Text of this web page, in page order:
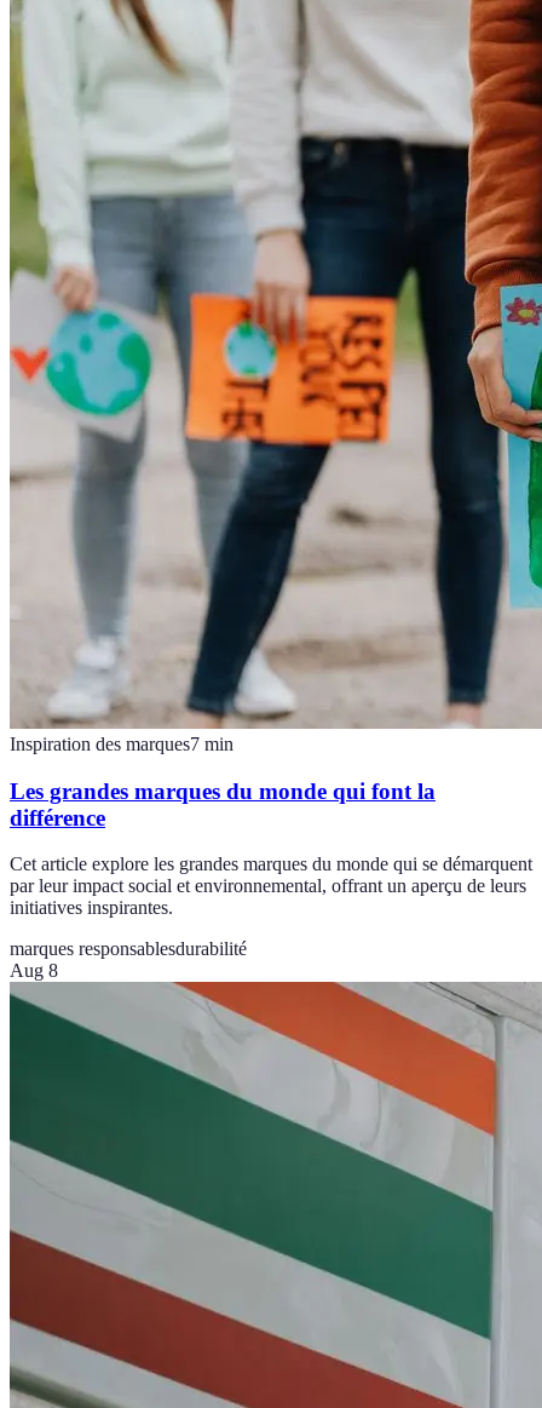
Inspiration des marques7 min
Les grandes marques du monde qui font la
différence
Cet article explore les grandes marques du monde qui se démarquent
par leur impact social et environnemental, offrant un aperçu de leurs
initiatives inspirantes.
marques responsablesdurabilité
Aug 8